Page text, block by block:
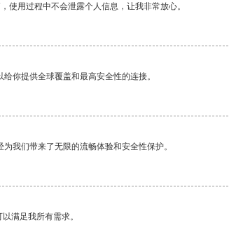
使用过程中不会泄露个人信息，让我非常放心。
你提供全球覆盖和最高安全性的连接。
我们带来了无限的流畅体验和安全性保护。
满足我所有需求。